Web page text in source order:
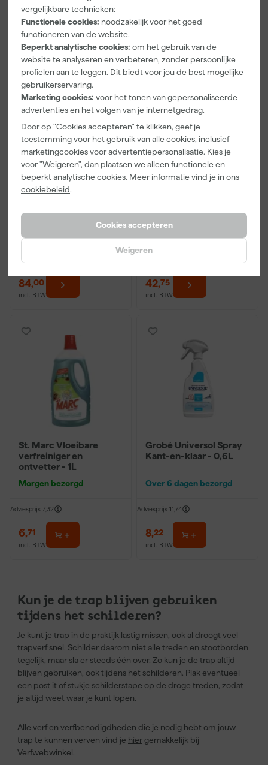
vergelijkbare technieken:
Functionele cookies: noodzakelijk voor het goed
functioneren van de website.
Beperkt analytische cookies: om het gebruik van de
website te analyseren en verbeteren, zonder persoonlijke
profielen aan te leggen. Dit biedt voor jou de best mogelijke
gebruikerservaring.
Marketing cookies: voor het tonen van gepersonaliseerde
advertenties en het volgen van je internetgedrag.
Door op "Cookies accepteren" te klikken, geef je
toestemming voor het gebruik van alle cookies, inclusief
marketingcookies voor advertentiepersonalisatie. Kies je
voor "Weigeren", dan plaatsen we alleen functionele en
beperkt analytische cookies. Meer informatie vind je in ons
cookiebeleid.
Cookies accepteren
Weigeren
Afgelopen 30 dgn 144,89
139,95
incl. BTW incl. BTW
Little Greene Intelligent
gemengd - 1L
Morgen bezorgd
84,00
incl. BTW
42,75
incl. BTW
St. Marc Vloeibare
verfreiniger en
ontvetter - 1L
Morgen bezorgd
Adviesprijs 7,32
6,71
incl. BTW
Grobé Universol Spray
Kant-en-klaar - 0,6L
Over 6 dagen bezorgd
Adviesprijs 11,74
8,22
incl. BTW
Kun je de trap blijven gebruiken
tijdens het schilderen?
Je kunt je trap in de praktijk lastig missen, ook al droogt veel
trapverf snel. Schilder daarom niet alle treden en stootborden
tegelijk, maar sla er steeds één over. Zo kun je de trap altijd
blijven gebruiken, ook tijdens het schilderen. Plak eventueel
een post it of stukje schilderstape op de droge treden, zodat
je altijd weet waar je kunt lopen.
Alle verf en verfbenodigdheden die je nodig hebt om jouw
trap te kunnen verven vind je hier gemakkelijk bij
Verfwebwinkel.